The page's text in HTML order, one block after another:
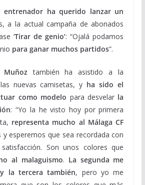
entrenador ha querido lanzar un
a la actual campaña de abonados
‘Tirar de genio’: “Ojalá podamos
para ganar muchos partidos”.
Muñoz también ha asistido a la
nuevas camisetas, y ha sido el
como modelo para desvelar la
: “Yo la he visto hoy por primera
representa mucho al Málaga CF
esperemos que sea recordada con
Son unos colores que
al malaguismo. La segunda me
la tercera también, pero yo me